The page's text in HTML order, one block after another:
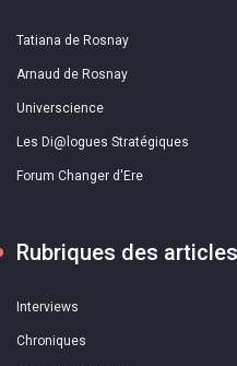
Tatiana de Rosnay
Arnaud de Rosnay
Universcience
Les Di@logues Stratégiques
Forum Changer d'Ere
Rubriques des articles
Interviews
Chroniques